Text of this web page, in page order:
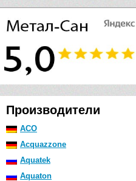
Производители
ACO
Acquazzone
Aquatek
Aquaton
Крючок Timo Saona 13014/03 (черный
Финляндия
Код товара: 13014/03
Цена:4447 р.